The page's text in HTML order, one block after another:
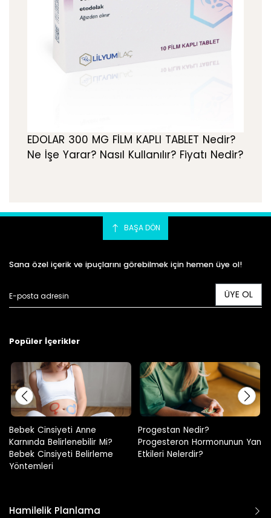
EDOLAR 300 MG FİLM KAPLI TABLET Nedir?
Ne İşe Yarar? Nasıl Kullanılır? Fiyatı Nedir?
BAŞA DÖN
Sana özel içerik ve ipuçlarını görebilmek için hemen üye ol!
ÜYE OL
Popüler İçerikler
Progestan Nedir?
Progesteron Hormonunun Yan
Etkileri Nelerdir?
Hamilelikte Adet Görülür Mü?
Hamilelik Planlama